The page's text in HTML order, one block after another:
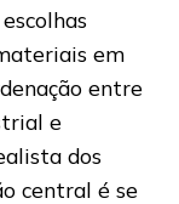
em
entre
e
dos
central é se